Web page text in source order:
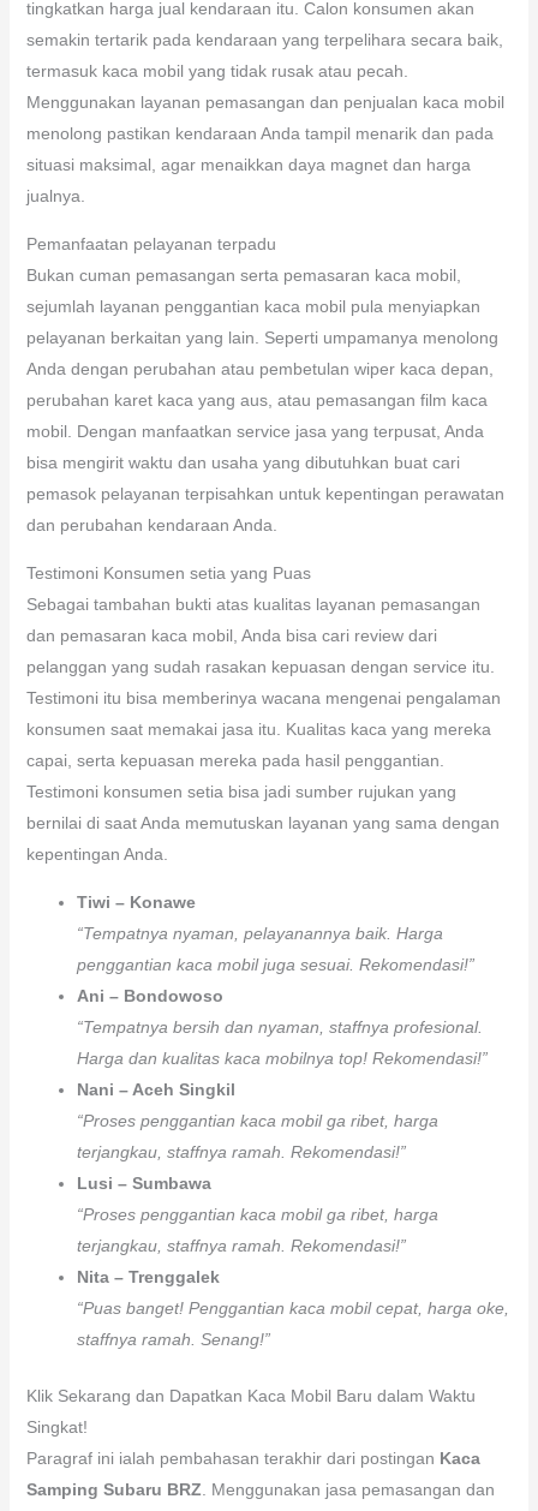
tingkatkan harga jual kendaraan itu. Calon konsumen akan
semakin tertarik pada kendaraan yang terpelihara secara baik,
termasuk kaca mobil yang tidak rusak atau pecah.
Menggunakan layanan pemasangan dan penjualan kaca mobil
menolong pastikan kendaraan Anda tampil menarik dan pada
situasi maksimal, agar menaikkan daya magnet dan harga
jualnya.
Pemanfaatan pelayanan terpadu
Bukan cuman pemasangan serta pemasaran kaca mobil,
sejumlah layanan penggantian kaca mobil pula menyiapkan
pelayanan berkaitan yang lain. Seperti umpamanya menolong
Anda dengan perubahan atau pembetulan wiper kaca depan,
perubahan karet kaca yang aus, atau pemasangan film kaca
mobil. Dengan manfaatkan service jasa yang terpusat, Anda
bisa mengirit waktu dan usaha yang dibutuhkan buat cari
pemasok pelayanan terpisahkan untuk kepentingan perawatan
dan perubahan kendaraan Anda.
Testimoni Konsumen setia yang Puas
Sebagai tambahan bukti atas kualitas layanan pemasangan
dan pemasaran kaca mobil, Anda bisa cari review dari
pelanggan yang sudah rasakan kepuasan dengan service itu.
Testimoni itu bisa memberinya wacana mengenai pengalaman
konsumen saat memakai jasa itu. Kualitas kaca yang mereka
capai, serta kepuasan mereka pada hasil penggantian.
Testimoni konsumen setia bisa jadi sumber rujukan yang
bernilai di saat Anda memutuskan layanan yang sama dengan
kepentingan Anda.
Tiwi – Konawe
“Tempatnya nyaman, pelayanannya baik. Harga
penggantian kaca mobil juga sesuai. Rekomendasi!”
Ani – Bondowoso
“Tempatnya bersih dan nyaman, staffnya profesional.
Harga dan kualitas kaca mobilnya top! Rekomendasi!”
Nani – Aceh Singkil
“Proses penggantian kaca mobil ga ribet, harga
terjangkau, staffnya ramah. Rekomendasi!”
Lusi – Sumbawa
“Proses penggantian kaca mobil ga ribet, harga
terjangkau, staffnya ramah. Rekomendasi!”
Nita – Trenggalek
“Puas banget! Penggantian kaca mobil cepat, harga oke,
staffnya ramah. Senang!”
Klik Sekarang dan Dapatkan Kaca Mobil Baru dalam Waktu
Singkat!
Paragraf ini ialah pembahasan terakhir dari postingan Kaca
Samping Subaru BRZ . Menggunakan jasa pemasangan dan